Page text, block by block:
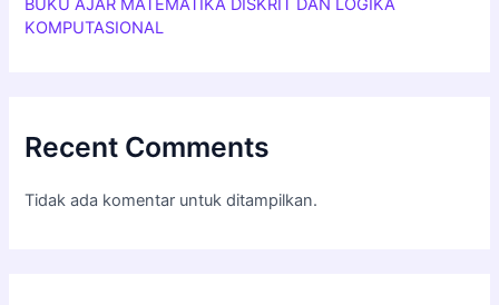
BUKU AJAR MATEMATIKA DISKRIT DAN LOGIKA
KOMPUTASIONAL
Recent Comments
Tidak ada komentar untuk ditampilkan.